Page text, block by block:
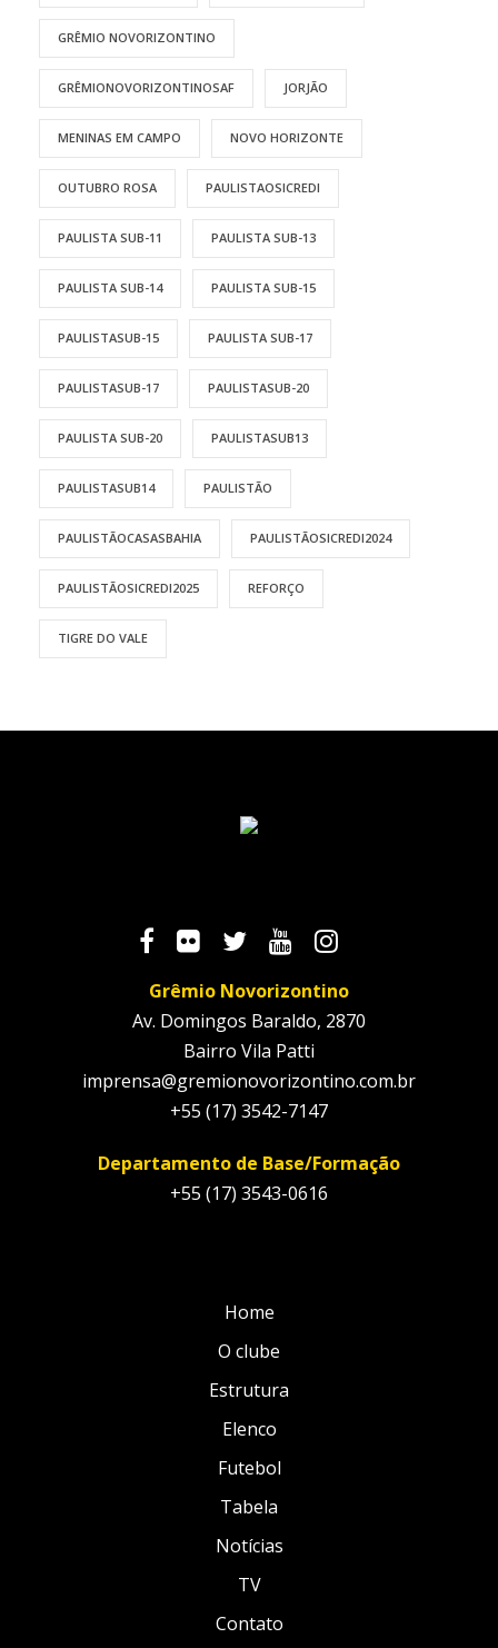
GRÊMIO NOVORIZONTINO
GRÊMIONOVORIZONTINOSAF JORJÃO
MENINAS EM CAMPO NOVO HORIZONTE
OUTUBRO ROSA PAULISTAOSICREDI
PAULISTA SUB-11 PAULISTA SUB-13
PAULISTA SUB-14 PAULISTA SUB-15
PAULISTASUB-15 PAULISTA SUB-17
PAULISTASUB-17 PAULISTASUB-20
PAULISTA SUB-20 PAULISTASUB13
PAULISTASUB14 PAULISTÃO
PAULISTÃOCASASBAHIA PAULISTÃOSICREDI2024
PAULISTÃOSICREDI2025 REFORÇO
TIGRE DO VALE
Grêmio Novorizontino
Av. Domingos Baraldo, 2870
Bairro Vila Patti
imprensa@gremionovorizontino.com.br
+55 (17) 3542-7147
Departamento de Base/Formação
+55 (17) 3543-0616
Home
O clube
Estrutura
Elenco
Futebol
Tabela
Notícias
TV
Contato